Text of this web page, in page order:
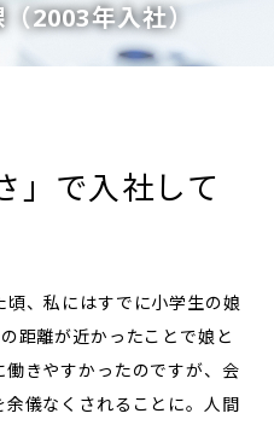
2003年入社）
」で入社して
、私にはすでに小学生の娘
距離が近かったことで娘と
きやすかったのですが、会
儀なくされることに。人間